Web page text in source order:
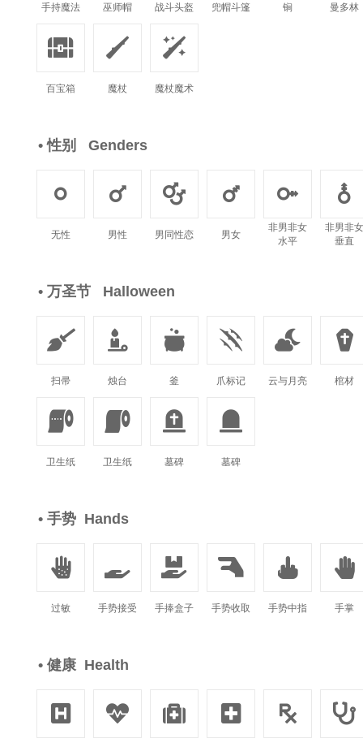
手持魔法 巫师帽 战斗头盔 兜帽斗篷 锏 曼多林
百宝箱 魔杖 魔杖魔术
无性 男性 男同性恋 男女
非男非女
水平
非男非女
垂直
扫帚 烛台 釜 爪标记 云与月亮 棺材
卫生纸 卫生纸 墓碑 墓碑
过敏 手势接受 手捧盒子 手势收取 手势中指 手掌
• 性别 Genders
• 万圣节 Halloween
• 手势 Hands
• 健康 Health
  
     
     
   
     
     